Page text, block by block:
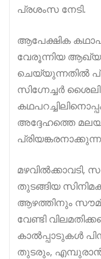
പ്രശംസ നേടി.
ആപേക്ഷിക
വേരൂന്നിയ
ചെയ്യുന്നതിൽ
സിഗ്നേച്ചർ
അദ്ദേഹത്തെ
തുടങ്ങിയ
ആഴത്തിനും
വേണ്ടി
കാൽപ്പാടുകൾ
തുടരും,